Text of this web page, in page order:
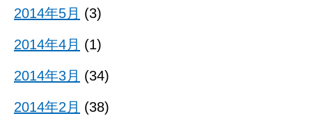
2014年5月 (3)
2014年4月 (1)
2014年3月 (34)
2014年2月 (38)